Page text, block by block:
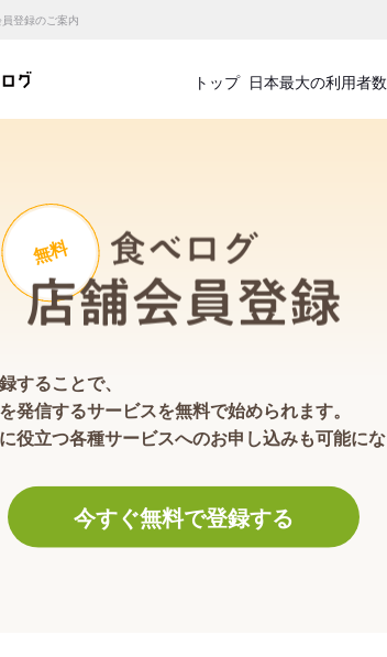
登録のご案内
トップ 日本最大の利用者数
無料
することで、
発信するサービスを無料で始められます。
役立つ各種サービスへのお申し込みも可能にな
今すぐ無料で登録する